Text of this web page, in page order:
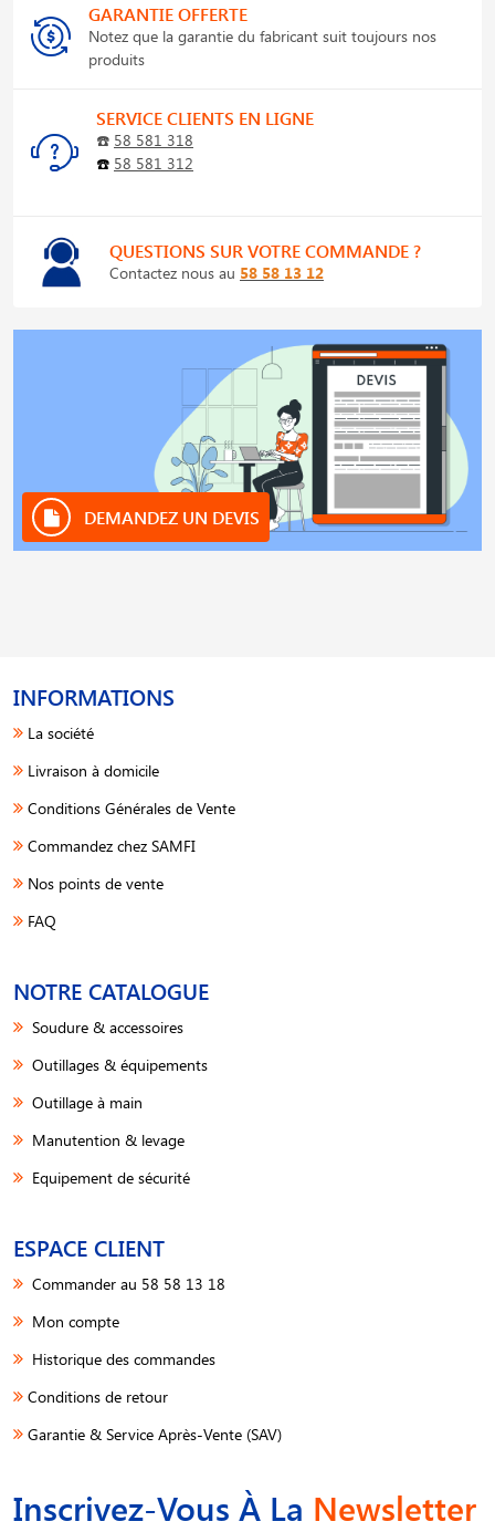
GARANTIE OFFERTE
Notez que la garantie du fabricant suit toujours nos
produits
SERVICE CLIENTS EN LIGNE
☎️ 58 581 318
☎️ 58 581 312
QUESTIONS SUR VOTRE COMMANDE ?
Contactez nous au 58 58 13 12
DEMANDEZ UN DEVIS
INFORMATIONS
La société
Livraison à domicile
Conditions Générales de Vente
Commandez chez SAMFI
Nos points de vente
FAQ
NOTRE CATALOGUE
Soudure & accessoires
Outillages & équipements
Outillage à main
Manutention & levage
Equipement de sécurité
ESPACE CLIENT
Commander au 58 58 13 18
Mon compte
Historique des commandes
Conditions de retour
Garantie & Service Après-Vente (SAV)
Inscrivez-Vous À La Newsletter